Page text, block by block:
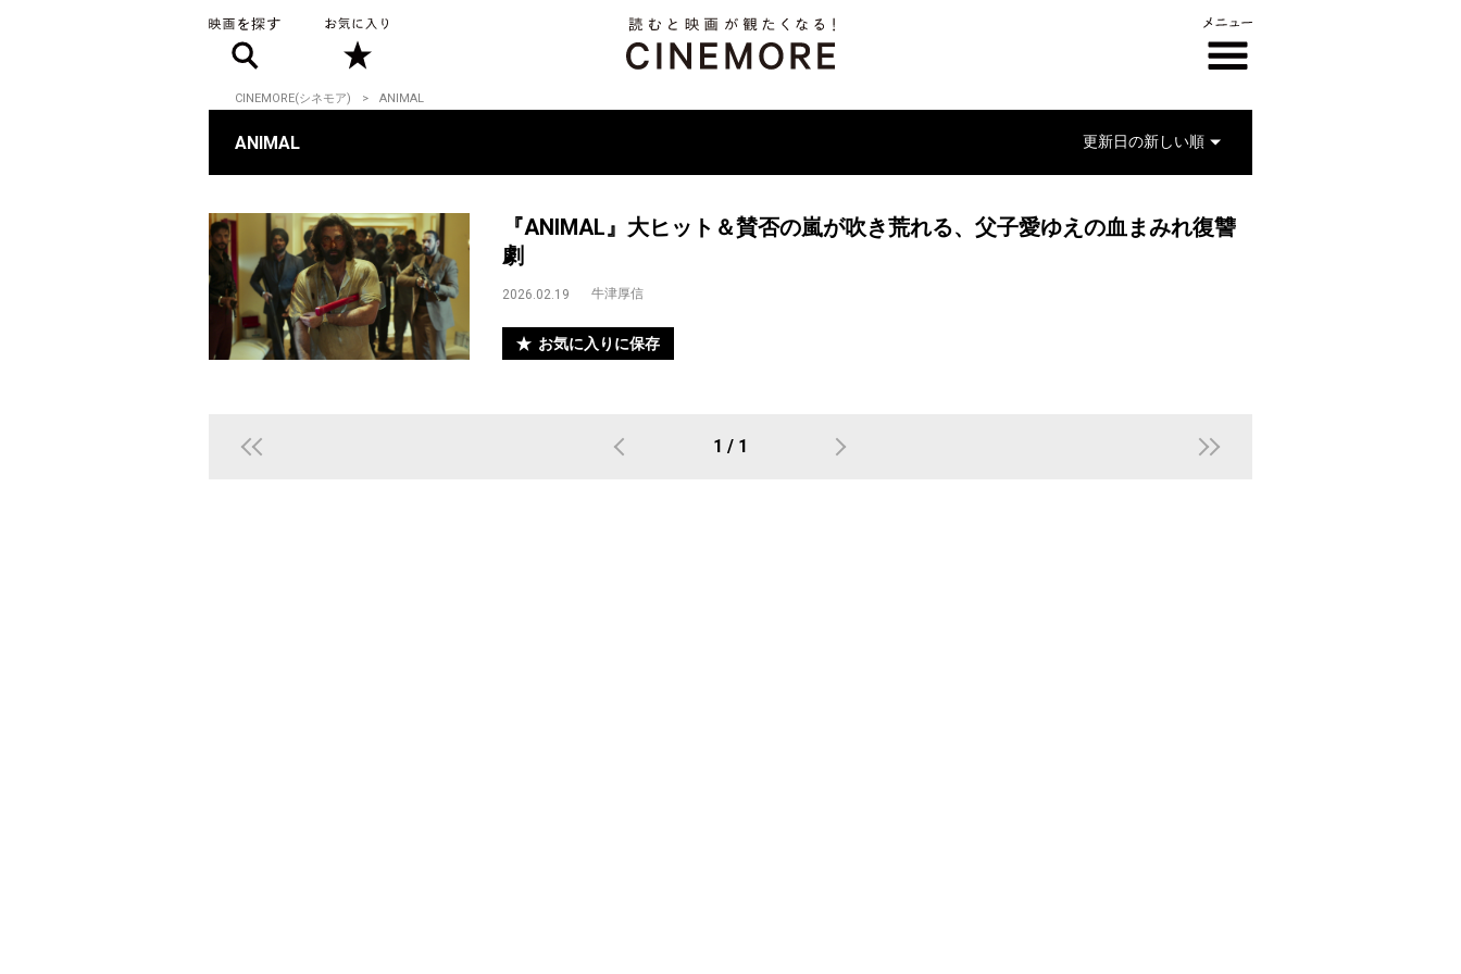
CINEMORE(シネモア) ANIMAL
ANIMAL
『ANIMAL』大ヒット＆賛否の嵐が吹き荒れる、父子愛ゆえの血まみれ復讐
劇
2026.02.19 牛津厚信
お気に入りに保存
1 / 1